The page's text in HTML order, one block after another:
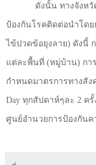
ดังนั้น ทางจังห
ป้องกันโรคติดต่อนำโดย
ไข้ปวดข้อยุงลาย) ดังนี้
แต่ละพื้นที่ (หมู่บ้าน) กา
กำหนดมาตรการทางสัง
Day ทุกสัปดาห์ๆละ 2 ค
ศูนย์อำนวยการป้องกันค